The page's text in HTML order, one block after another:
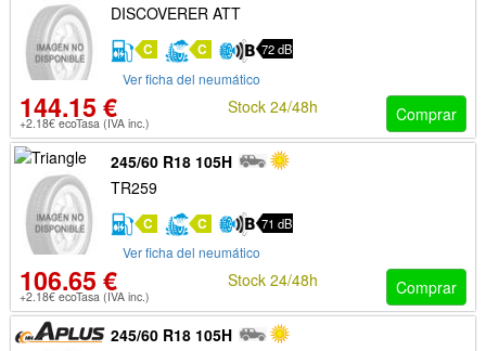
DISCOVERER ATT
C C 72 dB
Ver ficha del neumático
144.15 €
+2.18€ ecoTasa (IVA inc.) Comprar
Stock 24/48h
245/60 R18 105H
TR259
C C 71 dB
Ver ficha del neumático
106.65 €
+2.18€ ecoTasa (IVA inc.) Comprar
Stock 24/48h
245/60 R18 105H